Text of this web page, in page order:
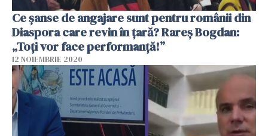
Ce șanse de angajare sunt pentru românii din
Diaspora care revin în țară? Rareș Bogdan:
„Toți vor face performanță!”
12 NOIEMBRIE 2020